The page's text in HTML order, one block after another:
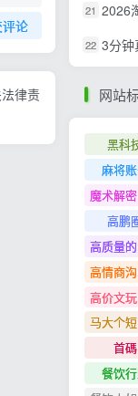
论
律责
21 2026淘宝从零
22 3分钟真人AI
网站
黑科
麻将
高鹏
首碼
餐饮